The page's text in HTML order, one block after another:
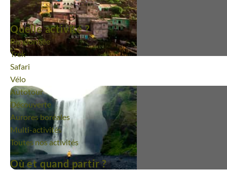
Quelle activité ?
Randonnée
Trek
Safari
Vélo
Autotour
Découverte
Aurores boréales
Multi-activités
Toutes nos activités
Où et quand partir ?